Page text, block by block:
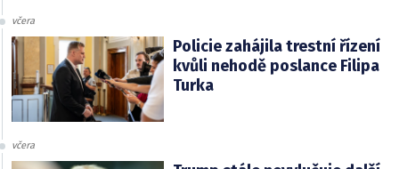
včera
Policie zahájila trestní řízení
kvůli nehodě poslance Filipa
Turka
včera